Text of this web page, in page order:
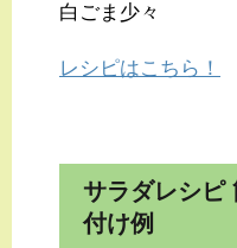
白ごま少々
レシピはこちら！
サラダレシピ
付け例